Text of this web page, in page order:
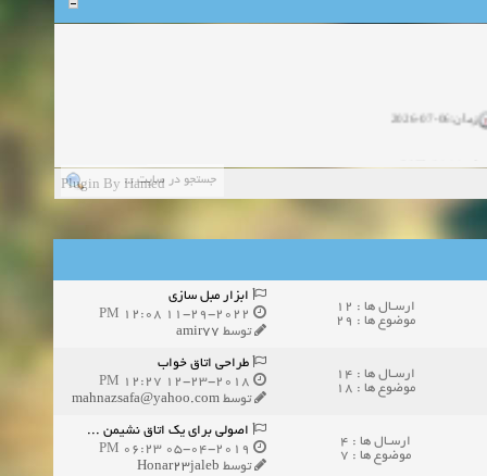
زمان:02-26-2025
Plugin By Hamed
ارسـال ها : 12
موضوع ها : 29
ابزار مبل سازی
توسط amir77
ارسـال ها : 14
موضوع ها : 18
طراحی اتاق خواب
توسط mahnazsafa@yahoo.com
ارسـال ها : 4
موضوع ها : 7
اصولی برای یک اتاق نشیمن ...
توسط Honar23jaleb